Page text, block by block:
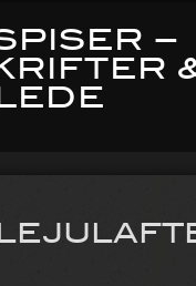
–